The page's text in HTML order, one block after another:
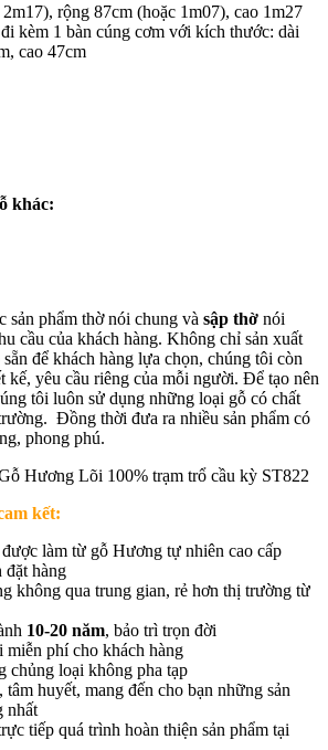
rộng 87cm (hoặc 1m07), cao 1m27
kèm 1 bàn cúng cơm với kích thước: dài
cao 47cm
khác:
sản phẩm thờ nói chung và sập thờ nói
cầu của khách hàng. Không chỉ sản xuất
để khách hàng lựa chọn, chúng tôi còn
kế, yêu cầu riêng của mỗi người. Để tạo nên
tôi luôn sử dụng những loại gỗ có chất
Đồng thời đưa ra nhiều sản phẩm có
phong phú.
kết:
được làm từ gỗ Hương tự nhiên cao cấp
đặt hàng
không qua trung gian, rẻ hơn thị trường từ
10-20 năm, bảo trì trọn đời
phí cho khách hàng
chủng loại không pha tạp
huyết, mang đến cho bạn những sản
nhất
tiếp quá trình hoàn thiện sản phẩm tại